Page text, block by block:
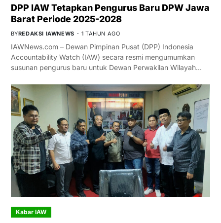
DPP IAW Tetapkan Pengurus Baru DPW Jawa
Barat Periode 2025-2028
BYREDAKSI IAWNEWS 1 TAHUN AGO
IAWNews.com – Dewan Pimpinan Pusat (DPP) Indonesia
Accountability Watch (IAW) secara resmi mengumumkan
susunan pengurus baru untuk Dewan Perwakilan Wilayah…
Kabar IAW